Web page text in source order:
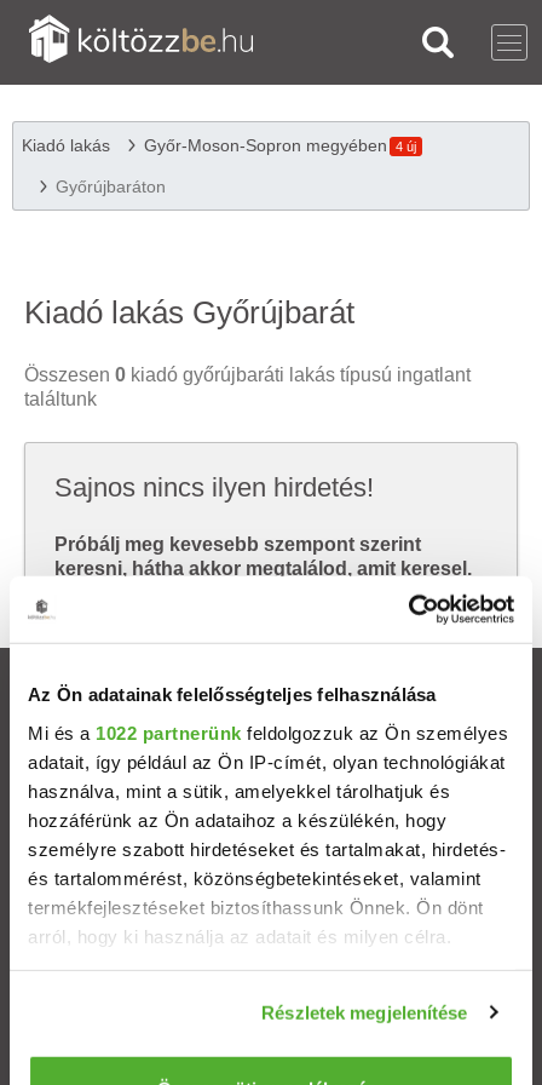
Az Ön adatainak felelősségteljes felhasználása
Mi és a 1022 partnerünk feldolgozzuk az Ön személyes
adatait, így például az Ön IP-címét, olyan technológiákat
használva, mint a sütik, amelyekkel tárolhatjuk és
hozzáférünk az Ön adataihoz a készülékén, hogy
személyre szabott hirdetéseket és tartalmakat, hirdetés-
és tartalommérést, közönségbetekintéseket, valamint
termékfejlesztéseket biztosíthassunk Önnek. Ön dönt
arról, hogy ki használja az adatait és milyen célra.
Információgyűjtés az Ön földrajzi elhelyezkedéséről
pár méteres pontossággal
Részletek megjelenítése
Kiadó lakás Győr-Moson-Sopron megyében 4 új
Győrújbaráton
Kiadó lakás Győrújbarát
Összesen 0 kiadó győrújbaráti lakás típusú ingatlant
találtunk
Sajnos nincs ilyen hirdetés!
Próbálj meg kevesebb szempont szerint
keresni, hátha akkor megtalálod, amit keresel.
Ingatlanok
Eladó házak
Eladó lakások